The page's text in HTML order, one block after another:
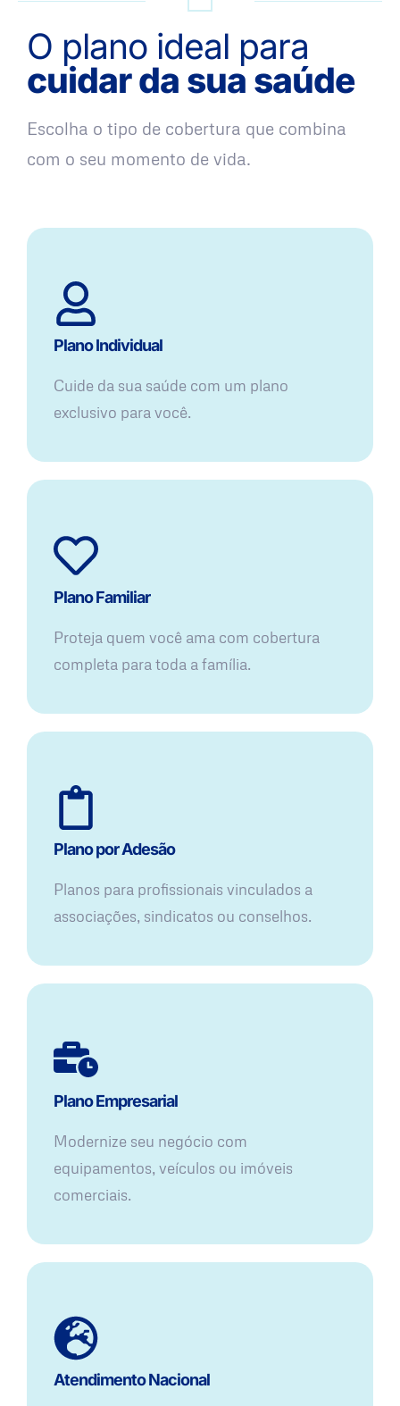
O plano ideal para
cuidar da sua saúde
Escolha o tipo de cobertura que combina
com o seu momento de vida.
Plano Individual
Cuide da sua saúde com um plano
exclusivo para você.
Plano Familiar
Proteja quem você ama com cobertura
completa para toda a família.
Plano por Adesão
Planos para profissionais vinculados a
associações, sindicatos ou conselhos.
Plano Empresarial
Modernize seu negócio com
equipamentos, veículos ou imóveis
comerciais.
Atendimento Nacional